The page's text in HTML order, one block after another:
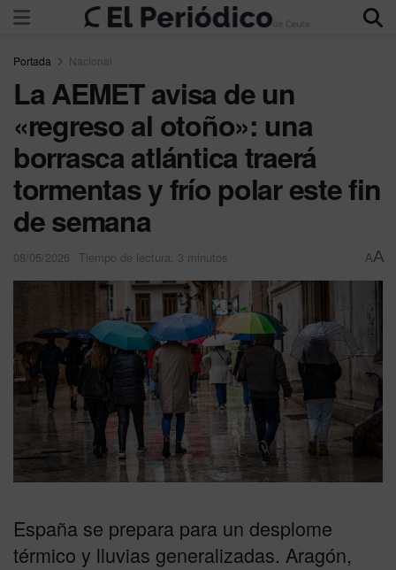
Portada Nacional
La AEMET avisa de un
«regreso al otoño»: una
borrasca atlántica traerá
tormentas y frío polar este fin
de semana
08/05/2026 Tiempo de lectura: 3 minutos AA
España se prepara para un desplome
térmico y lluvias generalizadas. Aragón,